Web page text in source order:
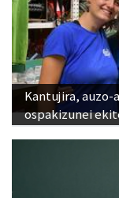
Kantujira,
ospakizunei